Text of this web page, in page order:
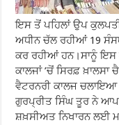
ਇਸ ਤੋਂ ਪਹਿਲਾਂ ਉਪ
ਅਧੀਨ ਚੱਲ ਰਹੀਆਂ 19
ਕਰ ਰਹੀਆਂ ਹਨ।ਸਾਨੂੰ ਇਸ
ਕਾਲਜਾਂ ’ਚੋਂ ਸਿਰਫ਼
ਵੈਟਰਨਰੀ ਕਾਲਜ ਚਲਾਇਆ
ਗੁਰਪ੍ਰੀਤ ਸਿੰਘ ਤੂਰ ਨੇ
ਸ਼ਖ਼ਸੀਅਤ ਨਿਖਾਰਨ ਲਈ